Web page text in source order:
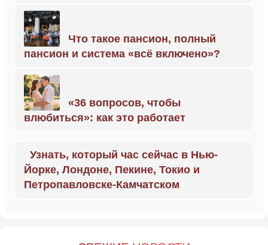
Что такое пансион, полный
пансион и система «всё включено»?
«36 вопросов, чтобы
влюбиться»: как это работает
Узнать, который час сейчас в Нью-
Йорке, Лондоне, Пекине, Токио и
Петропавловске-Камчатском